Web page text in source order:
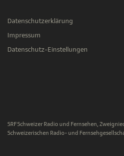
Datenschutzerklärung
Impressum
Datenschutz-Einstellungen
SRF Schweizer Radio und Fernsehen,
Schweizerischen Radio- und